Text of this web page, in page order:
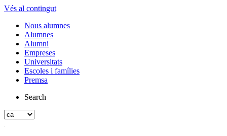
Vés al contingut
Nous alumnes
Alumnes
Alumni
Empreses
Universitats
Escoles i famílies
Premsa
Search